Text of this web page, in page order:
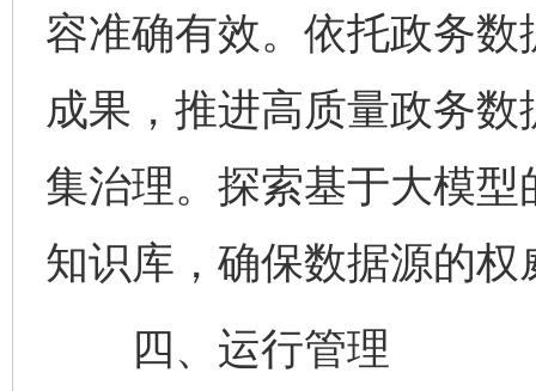
容准确有效。依托政务
成果，推进高质量政务
集治理。探索基于大模
知识库，确保数据源的
四、运行管理